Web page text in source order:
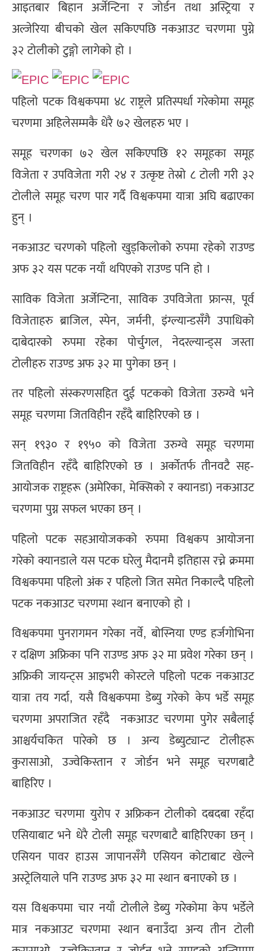
आइतबार बिहान अर्जेन्टिना र जोर्डन तथा अस्ट्रिया र
अल्जेरिया बीचको खेल सकिएपछि नकआउट चरणमा पुग्ने
३२ टोलीको टुङ्गो लागेको हो ।
पहिलो पटक विश्वकपमा ४८ राष्ट्रले प्रतिस्पर्धा गरेकोमा समूह
चरणमा अहिलेसम्मकै धेरै ७२ खेलहरु भए ।
समूह चरणका ७२ खेल सकिएपछि १२ समूहका समूह
विजेता र उपविजेता गरी २४ र उत्कृष्ट तेस्रो ८ टोली गरी ३२
टोलीले समूह चरण पार गर्दै विश्वकपमा यात्रा अघि बढाएका
हुन् ।
नकआउट चरणको पहिलो खुड्किलोको रुपमा रहेको राउण्ड
अफ ३२ यस पटक नयाँ थपिएको राउण्ड पनि हो ।
साविक विजेता अर्जेन्टिना, साविक उपविजेता फ्रान्स, पूर्व
विजेताहरु ब्राजिल, स्पेन, जर्मनी, इंग्ल्यान्डसँगै उपाधिको
दाबेदारको रुपमा रहेका पोर्चुगल, नेदरल्यान्ड्स जस्ता
टोलीहरु राउण्ड अफ ३२ मा पुगेका छन् ।
तर पहिलो संस्करणसहित दुई पटकको विजेता उरुग्वे भने
समूह चरणमा जितविहीन रहँदै बाहिरिएको छ ।
सन् १९३० र १९५० को विजेता उरुग्वे समूह चरणमा
जितविहीन रहँदै बाहिरिएको छ । अर्कोतर्फ तीनवटै सह-
आयोजक राष्ट्रहरू (अमेरिका, मेक्सिको र क्यानडा) नकआउट
चरणमा पुग्न सफल भएका छन् ।
पहिलो पटक सहआयोजकको रुपमा विश्वकप आयोजना
गरेको क्यानडाले यस पटक घरेलु मैदानमै इतिहास रच्ने क्रममा
विश्वकपमा पहिलो अंक र पहिलो जित समेत निकाल्दै पहिलो
पटक नकआउट चरणमा स्थान बनाएको हो ।
विश्वकपमा पुनरागमन गरेका नर्वे, बोस्निया एण्ड हर्जगोभिना
र दक्षिण अफ्रिका पनि राउण्ड अफ ३२ मा प्रवेश गरेका छन् ।
अफ्रिकी जायन्ट्स आइभरी कोस्टले पहिलो पटक नकआउट
यात्रा तय गर्दा, यसै विश्वकपमा डेब्यु गरेको केप भर्डे समूह
चरणमा अपराजित रहँदै नकआउट चरणमा पुगेर सबैलाई
आश्चर्यचकित पारेको छ । अन्य डेब्युट्यान्ट टोलीहरू
कुरासाओ, उज्वेकिस्तान र जोर्डन भने समूह चरणबाटै
बाहिरिए ।
नकआउट चरणमा युरोप र अफ्रिकन टोलीको दबदबा रहँदा
एसियाबाट भने धेरै टोली समूह चरणबाटै बाहिरिएका छन् ।
एसियन पावर हाउस जापानसँगै एसियन कोटाबाट खेल्ने
अस्ट्रेलियाले पनि राउण्ड अफ ३२ मा स्थान बनाएको छ ।
यस विश्वकपमा चार नयाँ टोलीले डेब्यु गरेकोमा केप भर्डेले
मात्र नकआउट चरणमा स्थान बनाउँदा अन्य तीन टोली